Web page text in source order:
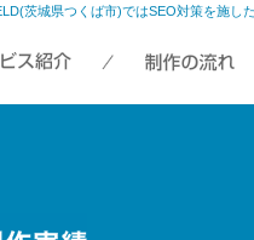
茨城県つくば市)ではSEO対策を施し